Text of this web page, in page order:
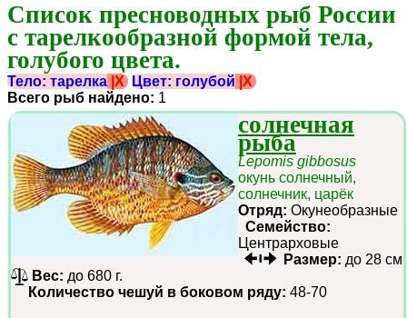
Список пресноводных рыб России
с тарелкообразной формой тела,
голубого цвета.
Тело: тарелка |X Цвет: голубой |X
Всего рыб найдено: 1
солнечная
рыба
Lepomis gibbosus
окунь солнечный,
солнечник, царёк
Отряд: Окунеобразные
Семейство:
Центрарховые
Размер: до 28 см
Вес: до 680 г.
Количество чешуй в боковом ряду: 48-70